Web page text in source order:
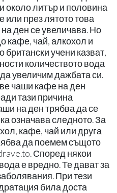
около литър и половина
или през лятото това
ден се увеличава. Но
кафе, чай, алкохол и
британски учени казват,
количеството вода
увеличим дажбата си.
чаши кафе на ден
тази причина
на ден трябва да се
означава следното. За
кафе, чай или друга
да поемем същото
Според някои
е вредно. Те дават за
При тези
била доста